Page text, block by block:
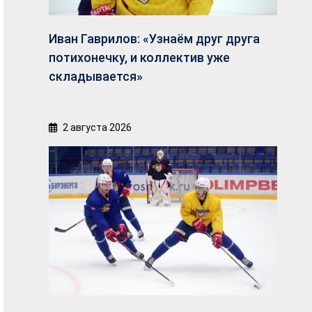
Иван Гаврилов: «Узнаём друг друга
потихонечку, и коллектив уже
складывается»
2 августа 2026